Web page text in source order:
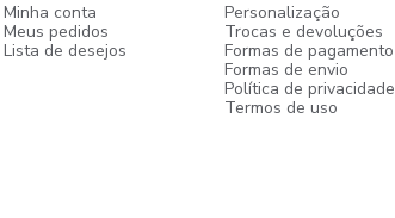
Minha conta
Meus pedidos
Lista de desejos
Personalização
Trocas e devoluções
Formas de pagamento
Formas de envio
Política de privacidade
Termos de uso